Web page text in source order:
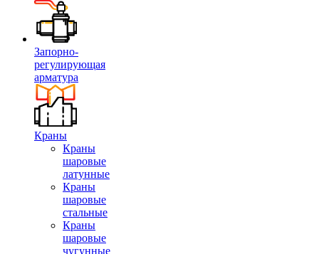
Запорно-
регулирующая
арматура
Краны
Краны
шаровые
латунные
Краны
шаровые
стальные
Краны
шаровые
чугунные